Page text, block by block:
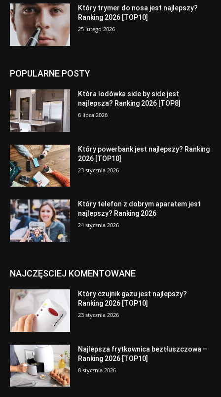
Który trymer do nosa jest najlepszy?
Ranking 2026 [TOP10]
25 lutego 2026
POPULARNE POSTY
Która lodówka side by side jest
najlepsza? Ranking 2026 [TOP8]
6 lipca 2026
Który powerbank jest najlepszy? Ranking
2026 [TOP10]
23 stycznia 2026
Który telefon z dobrym aparatem jest
najlepszy? Ranking 2026
24 stycznia 2026
NAJCZĘSCIEJ KOMENTOWANE
Który czujnik gazu jest najlepszy?
Ranking 2026 [TOP10]
23 stycznia 2026
Najlepsza frytkownica beztłuszczowa –
Ranking 2026 [TOP10]
8 stycznia 2026